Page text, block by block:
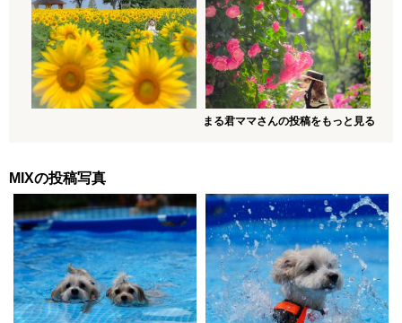
まる君ママさんの投稿をもっと見る
MIXの投稿写真